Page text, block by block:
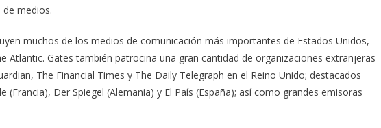
medios.
muchos de los medios de comunicación más importantes de Estados Unidos,
Atlantic. Gates también patrocina una gran cantidad de organizaciones extranjeras
The Financial Times y The Daily Telegraph en el Reino Unido; destacados
Der Spiegel (Alemania) y El País (España); así como grandes emisoras